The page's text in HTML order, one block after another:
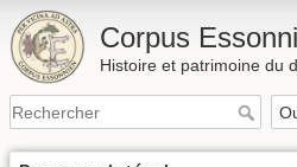
Corpus
Histoire et patrimoine du